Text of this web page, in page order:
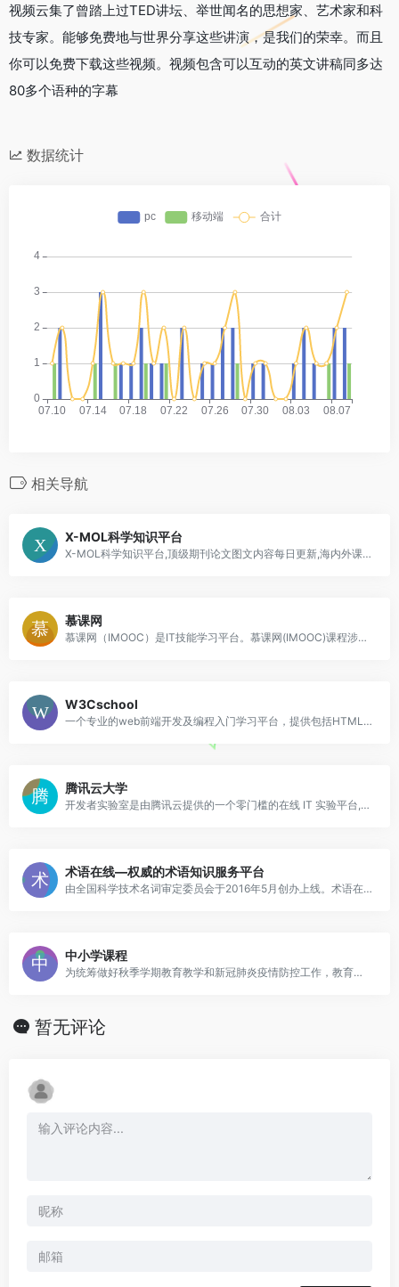
视频云集了曾踏上过TED讲坛、举世闻名的思想家、艺术家和科
技专家。能够免费地与世界分享这些讲演，是我们的荣幸。而且
你可以免费下载这些视频。视频包含可以互动的英文讲稿同多达
80多个语种的字幕
数据统计
相关导航
X-MOL科学知识平台
X-MOL科学知识平台,顶级期刊论文图文内容每日更新,海内外课题组信息,行业新闻文摘,化学类网址导航,化学软件和数据库导航,及更多其他内容
慕课网
慕课网（IMOOC）是IT技能学习平台。慕课网(IMOOC)课程涉及JAVA、前端、Python、大数据等60类主流技术语言，覆盖了面试就业、职业成长、自我提升等需求场景，帮助用户实现从技能提升到岗位提升的能力闭环
W3Cschool
一个专业的web前端开发及编程入门学习平台，提供包括HTML，CSS，Javascript，jQuery，C，PHP，Java，Python，Sql，Mysql等编程语言和开源技术的在线教程及使用手册，是类国外w3schools的W3C学习社区及菜鸟编程平台
腾讯云大学
开发者实验室是由腾讯云提供的一个零门槛的在线 IT 实验平台,实验室中提供了详细的任务教程和多样的实验环境供用户使用,旨在帮助用户快速提升使用云服务的能力
术语在线—权威的术语知识服务平台
由全国科学技术名词审定委员会于2016年5月创办上线。术语在线以建立规范术语的“数据中心”“应用中心”和“服务中心”为目标
中小学课程
为统筹做好秋季学期教育教学和新冠肺炎疫情防控工作，教育部利用国家中小学网络云平台提供优质学习资源，服务学生学习，供自主选择使用
暂无评论